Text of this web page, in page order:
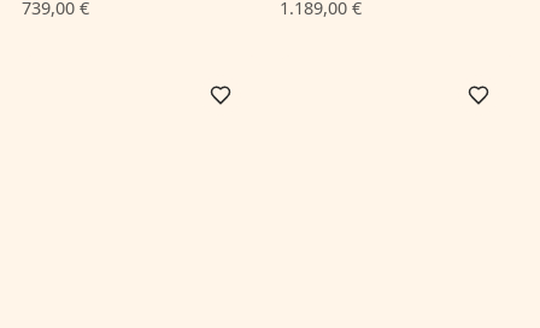
739,00 € 1.189,00 €